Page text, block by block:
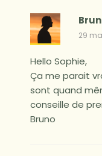
29
Hello Sophie,
Ça me parait
sont quand
conseille de
Bruno